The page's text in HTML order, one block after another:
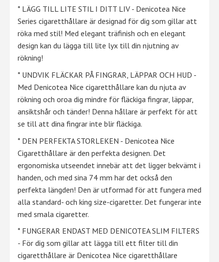
* LÄGG TILL LITE STIL I DITT LIV - Denicotea Nice
Series cigaretthållare är designad för dig som gillar att
röka med stil! Med elegant träfinish och en elegant
design kan du lägga till lite lyx till din njutning av
rökning!
* UNDVIK FLÄCKAR PÅ FINGRAR, LÄPPAR OCH HUD -
Med Denicotea Nice cigaretthållare kan du njuta av
rökning och oroa dig mindre för fläckiga fingrar, läppar,
ansiktshår och tänder! Denna hållare är perfekt för att
se till att dina fingrar inte blir fläckiga.
* DEN PERFEKTA STORLEKEN - Denicotea Nice
Cigaretthållare är den perfekta designen. Det
ergonomiska utseendet innebär att det ligger bekvämt i
handen, och med sina 74 mm har det också den
perfekta längden! Den är utformad för att fungera med
alla standard- och king size-cigaretter. Det fungerar inte
med smala cigaretter.
* FUNGERAR ENDAST MED DENICOTEA SLIM FILTERS
- För dig som gillar att lägga till ett filter till din
cigaretthållare är Denicotea Nice cigaretthållare